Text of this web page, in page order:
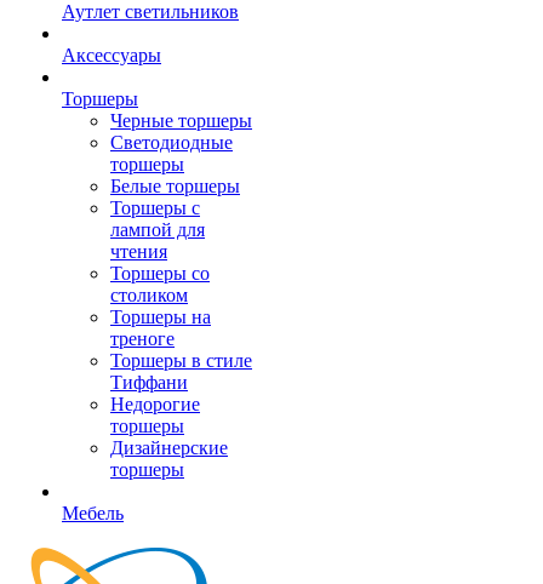
Аутлет светильников
Аксессуары
Торшеры
Черные торшеры
Светодиодные
торшеры
Белые торшеры
Торшеры с
лампой для
чтения
Торшеры со
столиком
Торшеры на
треноге
Торшеры в стиле
Тиффани
Недорогие
торшеры
Дизайнерские
торшеры
Мебель